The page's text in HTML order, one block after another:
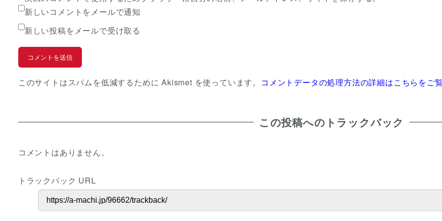
新しいコメントをメールで通知
新しい投稿をメールで受け取る
このサイトはスパムを低減するために Akismet を使っています。 コメントデータの処理方法の詳細はこちらをご
この投稿へのトラックバック
コメントはありません。
トラックバック URL